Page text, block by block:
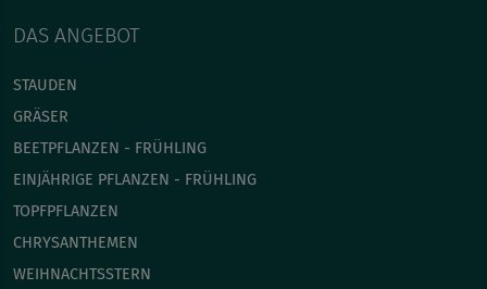
DAS ANGEBOT
STAUDEN
GRÄSER
BEETPFLANZEN - FRÜHLING
EINJÄHRIGE PFLANZEN - FRÜHLING
TOPFPFLANZEN
CHRYSANTHEMEN
WEIHNACHTSSTERN